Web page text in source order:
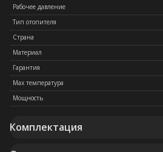
Рабочее давление
Тип отопителя
Страна
Материал
Гарантия
Max температура
Мощность
Комплектация